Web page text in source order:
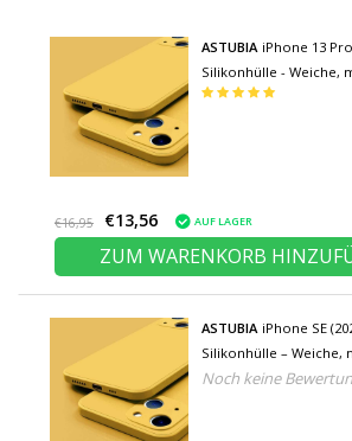
ASTUBIA iPhone 13
Silikonhülle - Weiche,
Hülle, gelb
€16,95 €13,56 AUF LAGER
ZUM WARENKORB
ASTUBIA iPhone SE
Silikonhülle – Weiche,
Hülle, gelb
Noch keine